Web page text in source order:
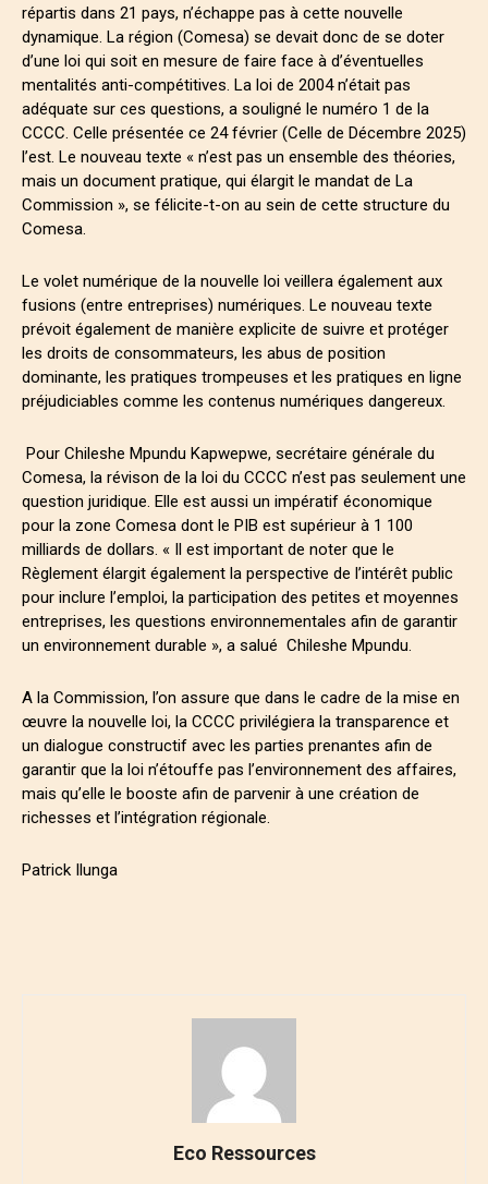
répartis dans 21 pays, n’échappe pas à cette nouvelle
dynamique. La région (Comesa) se devait donc de se doter
d’une loi qui soit en mesure de faire face à d’éventuelles
mentalités anti-compétitives. La loi de 2004 n’était pas
adéquate sur ces questions, a souligné le numéro 1 de la
CCCC. Celle présentée ce 24 février (Celle de Décembre 2025)
l’est. Le nouveau texte « n’est pas un ensemble des théories,
mais un document pratique, qui élargit le mandat de La
Commission », se félicite-t-on au sein de cette structure du
Comesa.
Le volet numérique de la nouvelle loi veillera également aux
fusions (entre entreprises) numériques. Le nouveau texte
prévoit également de manière explicite de suivre et protéger
les droits de consommateurs, les abus de position
dominante, les pratiques trompeuses et les pratiques en ligne
préjudiciables comme les contenus numériques dangereux.
Pour Chileshe Mpundu Kapwepwe, secrétaire générale du
Comesa, la révison de la loi du CCCC n’est pas seulement une
question juridique. Elle est aussi un impératif économique
pour la zone Comesa dont le PIB est supérieur à 1 100
milliards de dollars. « Il est important de noter que le
Règlement élargit également la perspective de l’intérêt public
pour inclure l’emploi, la participation des petites et moyennes
entreprises, les questions environnementales afin de garantir
un environnement durable », a salué Chileshe Mpundu.
A la Commission, l’on assure que dans le cadre de la mise en
œuvre la nouvelle loi, la CCCC privilégiera la transparence et
un dialogue constructif avec les parties prenantes afin de
garantir que la loi n’étouffe pas l’environnement des affaires,
mais qu’elle le booste afin de parvenir à une création de
richesses et l’intégration régionale.
Patrick Ilunga
Eco Ressources